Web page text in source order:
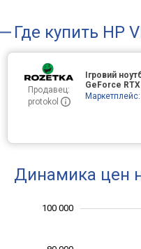
Где купить HP
Продавец:
protokol
Ігровий
GeForce
Маркетплейс:
Динамика цен
100 000